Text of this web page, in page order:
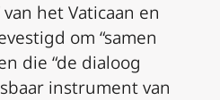
het Vaticaan en
om “samen
die “de dialoog
instrument van